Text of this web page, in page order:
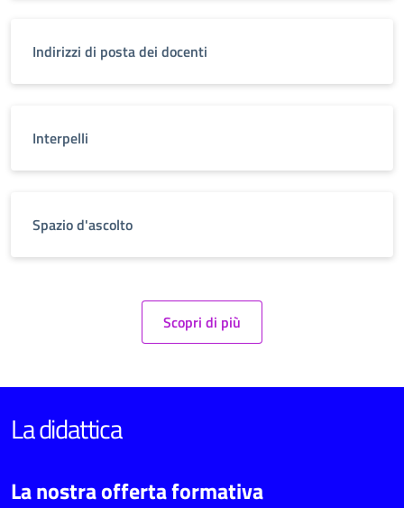
Indirizzi di posta dei docenti
Interpelli
Spazio d'ascolto
Scopri di più
La didattica
La nostra offerta formativa